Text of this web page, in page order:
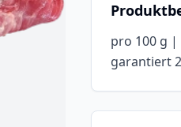
pro 100 g |
garantiert